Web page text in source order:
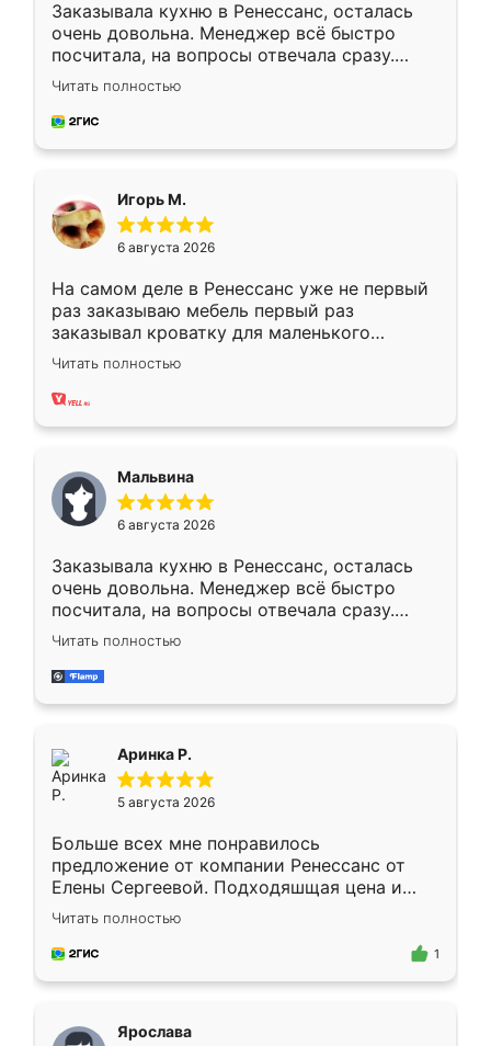
Заказывала кухню в Ренессанс, осталась
очень довольна. Менеджер всё быстро
посчитала, на вопросы отвечала сразу.
Замерщик приехал в субботу, подошёл к
делу со всей ответственностью. Собрали
за день, ребята работали аккуратно, даже
Читать полностью
Игорь М.
6 августа 2026
На самом деле в Ренессанс уже не первый
раз заказываю мебель первый раз
заказывал кроватку для маленького
ребёнка при его рождении ,во второй раз
заказал шкаф-купе. По качеству очень
хорошее сборка достаточно быстрая,
меньше, здесь же он более разнообразный.
Мне нравится ,если что-то потребуется из
мебели буду заказывать только здесь.
Читать полностью
Мальвина
6 августа 2026
Заказывала кухню в Ренессанс, осталась
очень довольна. Менеджер всё быстро
посчитала, на вопросы отвечала сразу.
Замерщик приехал в субботу, подошёл к
делу со всей ответственностью. Собрали
за день, ребята работали аккуратно, даже
Читать полностью
Аринка Р.
5 августа 2026
Больше всех мне понравилось
предложение от компании Ренессанс от
Елены Сергеевой. Подходяшщая цена и
короткие сроки изготовления. Приехавший
для замера сотрудник Владислав
предложил по моему эскизу самый
Читать полностью
1
Ярослава